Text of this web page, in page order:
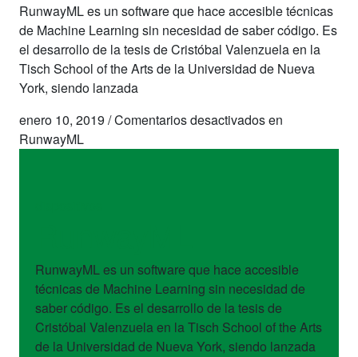
RunwayML es un software que hace accesible técnicas
de Machine Learning sin necesidad de saber código. Es
el desarrollo de la tesis de Cristóbal Valenzuela en la
Tisch School of the Arts de la Universidad de Nueva
York, siendo lanzada
enero 10, 2019 /Comentarios desactivadosen
RunwayML
RunwayML es un software que hace accesible
técnicas de Machine Learning sin necesidad de
saber código. Es el desarrollo de la tesis de
Cristóbal Valenzuela en la Tisch School of the Arts
de la Universidad de Nueva York, siendo lanzada